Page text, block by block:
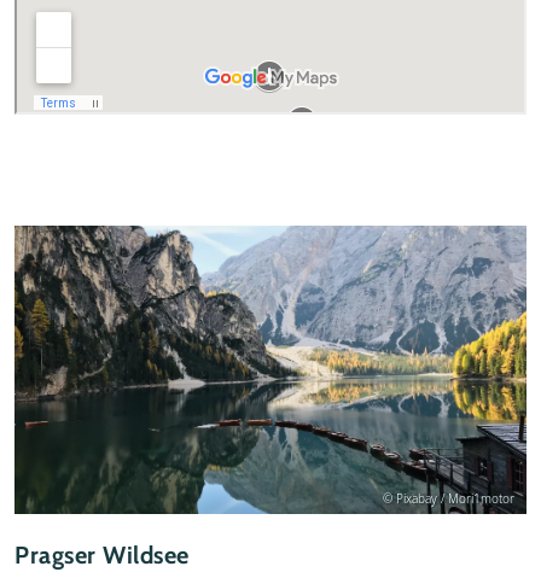
© Pixabay / Mori1motor
Pragser Wildsee